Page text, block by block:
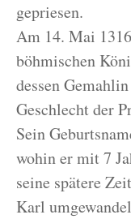
gepriesen.
Am 14. Mai
böhmischen
dessen
Geschlecht der
Sein
wohin er mit 7
seine spätere
Karl